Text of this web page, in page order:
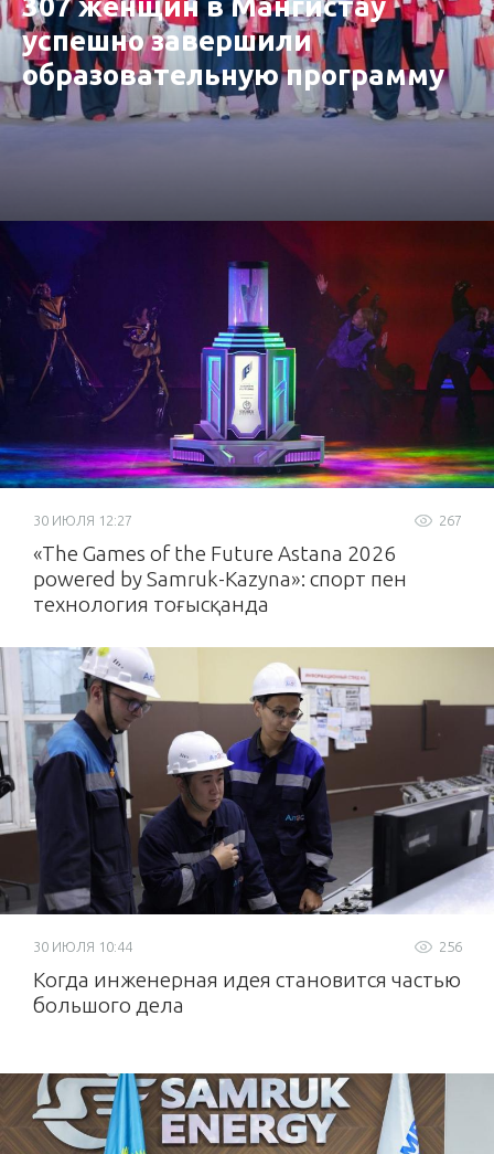
307 женщин в Мангистау
успешно завершили
образовательную программу
от «Самрук-Қазына»
267
30 ИЮЛЯ 12:27
«The Games of the Future Astana 2026
powered by Samruk-Kazyna»: спорт пен
технология тоғысқанда
256
30 ИЮЛЯ 10:44
Когда инженерная идея становится частью
большого дела